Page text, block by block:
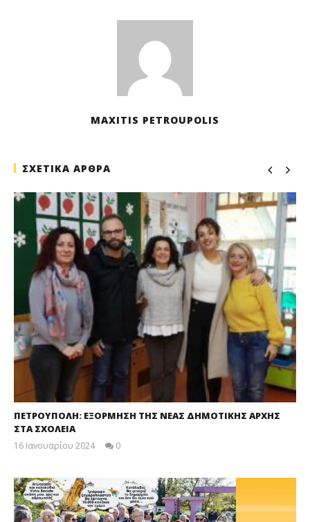
MAXITIS PETROUPOLIS
ΣΧΕΤΙΚΑ ΑΡΘΡΑ
ΠΕΤΡΟΥΠΟΛΗ: ΕΞΟΡΜΗΣΗ ΤΗΣ ΝΕΑΣ ΔΗΜΟΤΙΚΗΣ ΑΡΧΗΣ
ΣΤΑ ΣΧΟΛΕΙΑ
16 Ιανουαρίου 2024
0